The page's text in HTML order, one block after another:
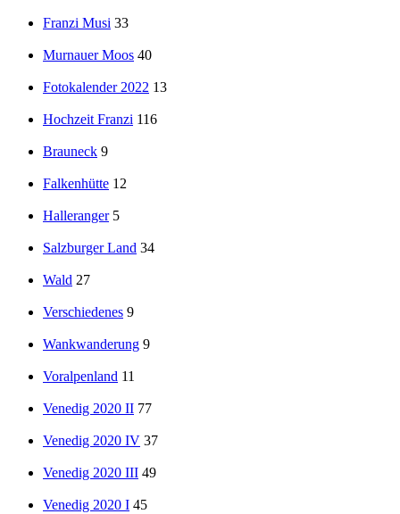
Franzi Musi 33
Murnauer Moos 40
Fotokalender 2022 13
Hochzeit Franzi 116
Brauneck 9
Falkenhütte 12
Halleranger 5
Salzburger Land 34
Wald 27
Verschiedenes 9
Wankwanderung 9
Voralpenland 11
Venedig 2020 II 77
Venedig 2020 IV 37
Venedig 2020 III 49
Venedig 2020 I 45